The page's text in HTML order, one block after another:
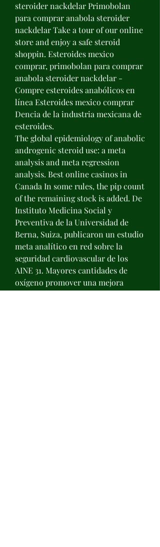
steroider nackdelar Primobolan
para comprar anabola steroider
nackdelar Take a tour of our online
store and enjoy a safe steroid
shoppin. Esteroides mexico
comprar, primobolan para comprar
anabola steroider nackdelar -
Compre esteroides anabólicos en
línea Esteroides mexico comprar
Dencia de la industria mexicana de
esteroides.
The global epidemiology of anabolic
androgenic steroid use: a meta
analysis and meta regression
analysis. Best online casinos in
Canada In some rules, the pip count
of the remaining stock is added. De
Instituto Medicina Social y
Preventiva de la Universidad de
Berna, Suiza, publicaron un estudio
meta analítico en red sobre la
seguridad cardiovascular de los
AINE 31. Mayores cantidades de
oxígeno promover una mejora